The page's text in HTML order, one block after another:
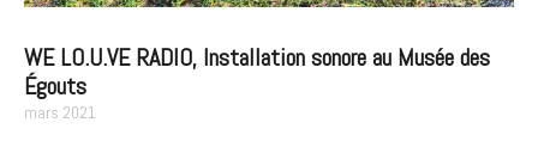
WE LO.U.VE RADIO, Installation sonore au Musée des
Égouts
mars 2021